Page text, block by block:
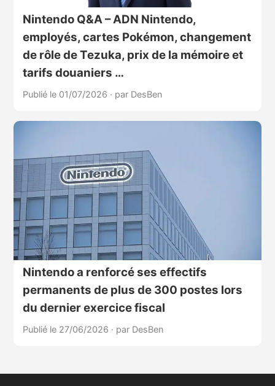
Nintendo Q&A – ADN Nintendo,
employés, cartes Pokémon, changement
de rôle de Tezuka, prix de la mémoire et
tarifs douaniers …
Publié le 01/07/2026 · par DesBen
Nintendo a renforcé ses effectifs
permanents de plus de 300 postes lors
du dernier exercice fiscal
Publié le 27/06/2026 · par DesBen